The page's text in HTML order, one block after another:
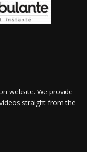
website. We provide
straight from the